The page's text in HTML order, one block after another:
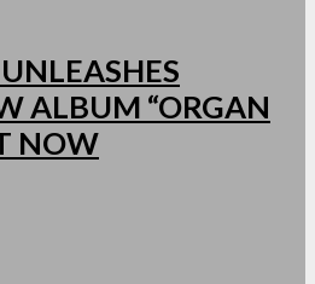
ALBUM “ORGAN
NOW